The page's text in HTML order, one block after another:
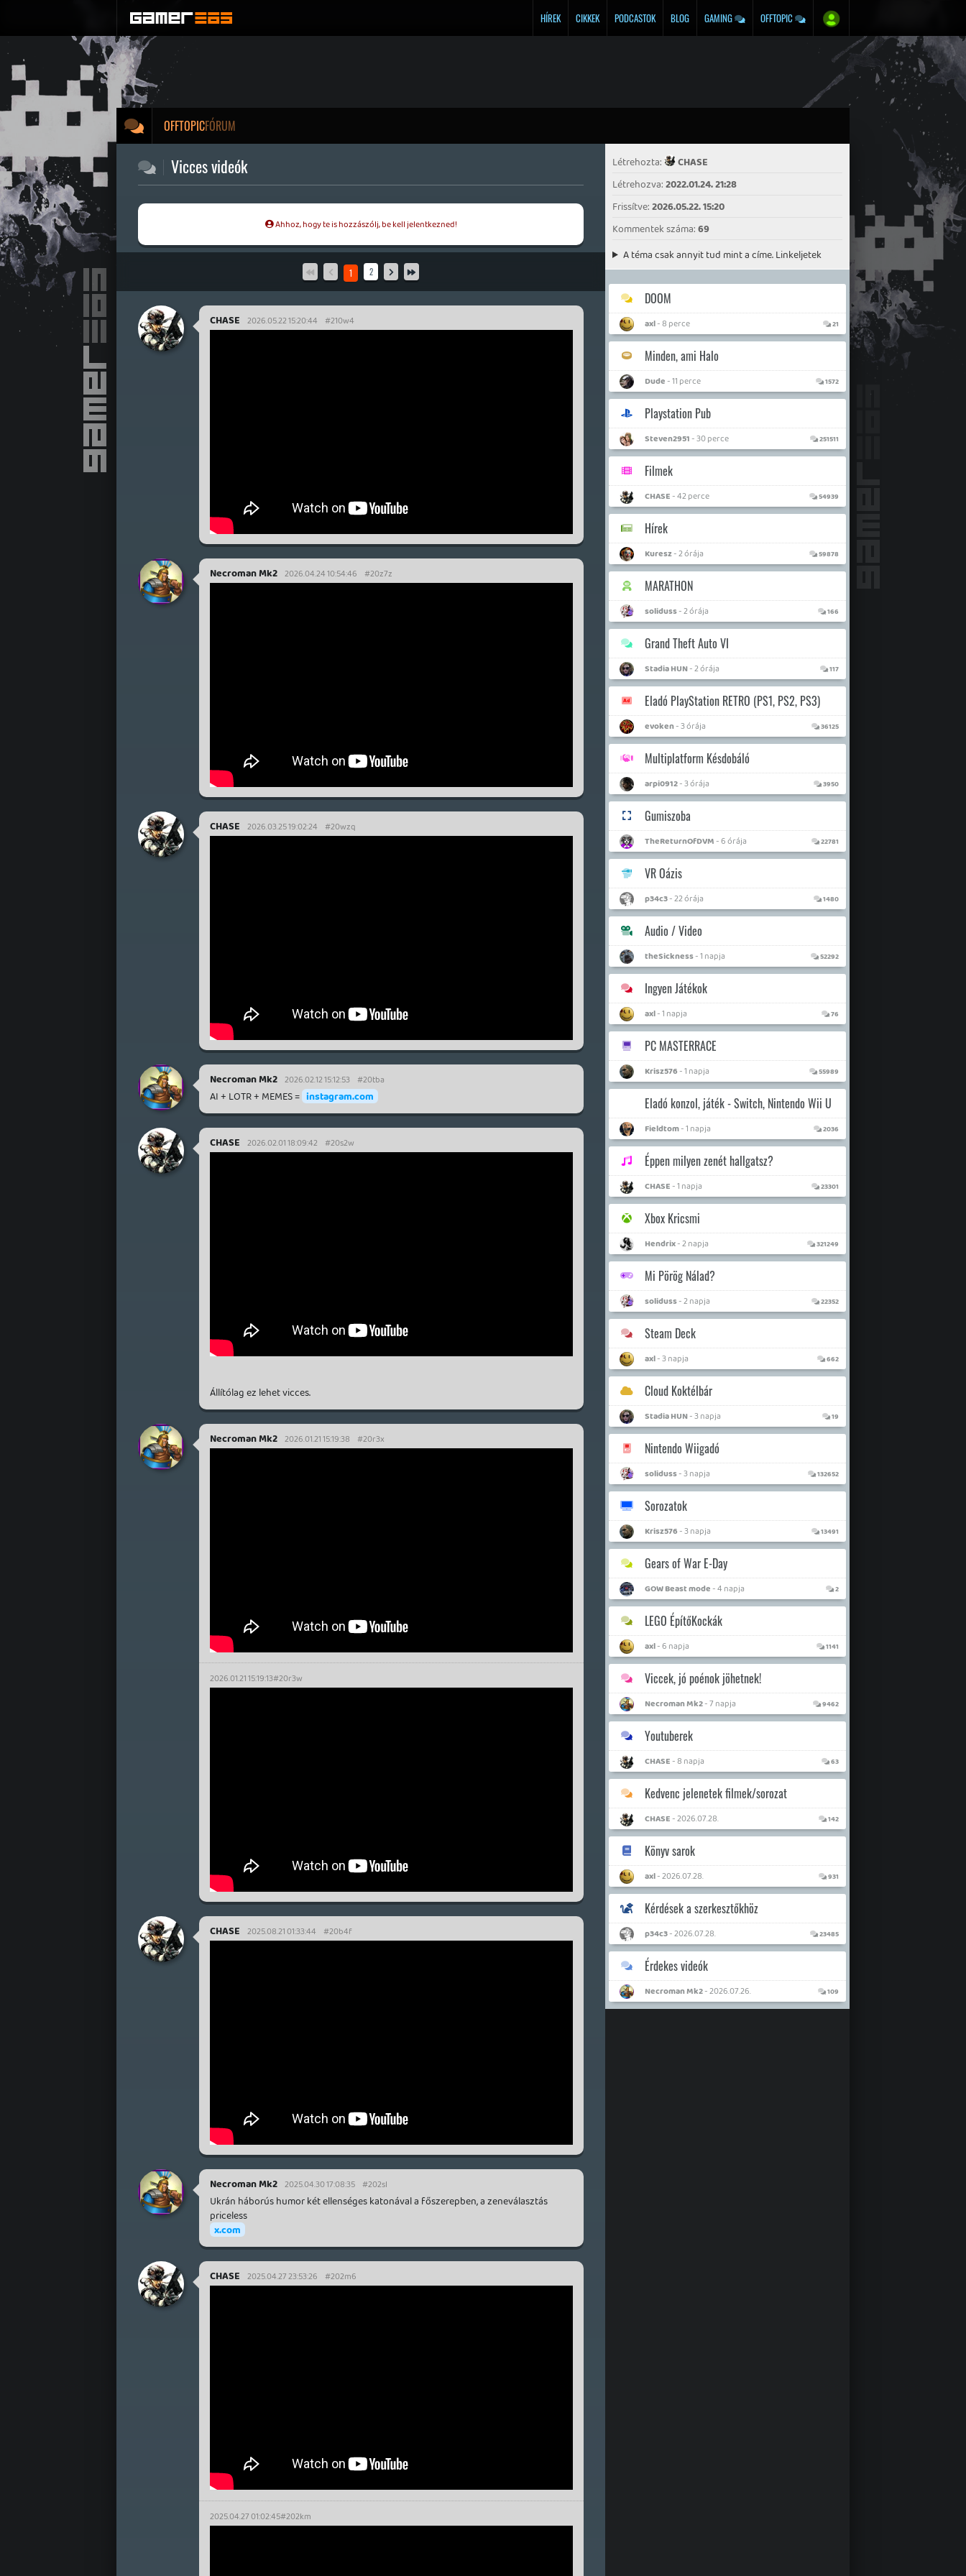
HÍREK CIKKEK PODCASTOK BLOG GAMING OFFTOPIC
OFFTOPIC
Vicces videók
Ahhoz, hogy te is hozzászólj, be kell jelentkezned!
1 2
CHASE 2026.05.22 15:20:44 #210w4
Necroman Mk2 2026.04.24 10:54:46 #20z7z
CHASE 2026.03.25 19:02:24 #20wzq
Necroman Mk2 2026.02.12 15:12:53 #20tba
AI + LOTR + MEMES = instagram.com
CHASE 2026.02.01 18:09:42 #20s2w
Állítólag ez lehet vicces.
Necroman Mk2 2026.01.21 15:19:38 #20r3x
2026.01.21 15:19:13#20r3w
CHASE 2025.08.21 01:33:44 #20b4f
Necroman Mk2 2025.04.30 17:08:35 #202sl
Ukrán háborús humor két ellenséges katonával a főszerepben, a zeneválasztás
priceless
x.com
CHASE 2025.04.27 23:53:26 #202m6
2025.04.27 01:02:45#202km
Létrehozta:
CHASE
Létrehozva: 2022.01.24. 21:28
Frissítve: 2026.05.22. 15:20
Kommentek száma: 69
A téma csak annyit tud mint a címe. Linkeljetek
vicces (lehetőleg Youtube) videókat.
DOOM
axl- 8 perce 21
Minden, ami Halo
Dude- 11 perce 1572
Playstation Pub
Steven2951- 30 perce 251511
Filmek
CHASE- 42 perce 54939
Hírek
Kuresz- 2 órája 59878
MARATHON
soliduss- 2 órája 166
Grand Theft Auto VI
Stadia HUN- 2 órája 117
Eladó PlayStation RETRO (PS1, PS2, PS3)
evoken- 3 órája 36125
Multiplatform Késdobáló
arpi0912- 3 órája 3950
Gumiszoba
TheReturnOfDVM- 6 órája 22781
VR Oázis
p34c3- 22 órája 1480
Audio / Video
theSickness- 1 napja 52292
Ingyen Játékok
axl- 1 napja 76
PC MASTERRACE
Krisz576- 1 napja 55989
Eladó konzol, játék - Switch, Nintendo Wii U
Fieldtom- 1 napja 2036
Éppen milyen zenét hallgatsz?
CHASE- 1 napja 23301
Xbox Kricsmi
Hendrix- 2 napja 321249
Mi Pörög Nálad?
soliduss- 2 napja 22352
Steam Deck
axl- 3 napja 662
Cloud Koktélbár
Stadia HUN- 3 napja 19
Nintendo Wiigadó
soliduss- 3 napja 132652
Sorozatok
Krisz576- 3 napja 13491
Gears of War E-Day
GOW Beast mode- 4 napja 2
LEGO ÉpítőKockák
axl- 6 napja 1141
Viccek, jó poénok jöhetnek!
Necroman Mk2- 7 napja 9462
Youtuberek
CHASE- 8 napja 63
Kedvenc jelenetek filmek/sorozat
CHASE- 2026.07.28. 142
Könyv sarok
axl- 2026.07.28. 931
Kérdések a szerkesztőkhöz
p34c3- 2026.07.28. 23485
Érdekes videók
Necroman Mk2- 2026.07.26. 109